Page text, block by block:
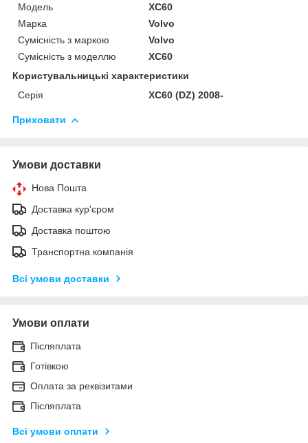
Модель
XC60
Марка
Volvo
Сумісність з маркою
Volvo
Сумісність з моделлю
XC60
Користувальницькі характеристики
Серія
XC60 (DZ) 2008-
Приховати
Умови доставки
Нова Пошта
Доставка кур'єром
Доставка поштою
Транспортна компанія
Всі умови доставки
Умови оплати
Післяплата
Готівкою
Оплата за реквізитами
Післяплата
Всі умови оплати